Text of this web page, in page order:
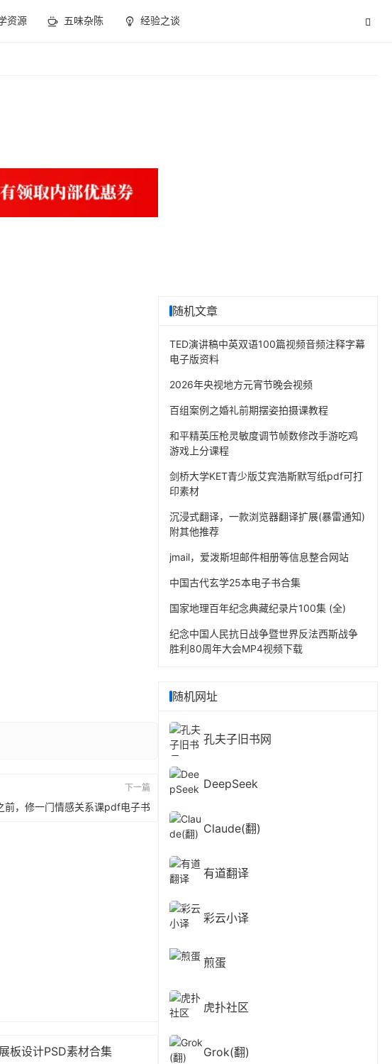
资源 五味杂陈 经验之谈
下一篇
前，修一门情感关系课pdf电子书
板设计PSD素材合集
随机文章
TED演讲稿中英双语100篇视频音频注释字幕
电子版资料
2026年央视地方元宵节晚会视频
百组案例之婚礼前期摆姿拍摄课教程
和平精英压枪灵敏度调节帧数修改手游吃鸡
游戏上分课程
剑桥大学KET青少版艾宾浩斯默写纸pdf可打
印素材
沉浸式翻译，一款浏览器翻译扩展(暴雷通知)
附其他推荐
jmail，爱泼斯坦邮件相册等信息整合网站
中国古代玄学25本电子书合集
国家地理百年纪念典藏纪录片100集 (全)
纪念中国人民抗日战争暨世界反法西斯战争
胜利80周年大会MP4视频下载
随机网址
孔夫子旧书网
DeepSeek
Claude(翻)
有道翻译
彩云小译
煎蛋
虎扑社区
Grok(翻)